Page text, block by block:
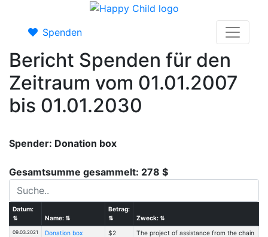
Spenden
Bericht Spenden für den
Zeitraum vom 01.01.2007
bis 01.01.2030
Spender: Donation box
Gesamtsumme gesammelt: 278 $
Datum:
⇅
Name:⇅
Betrag:
⇅
Zweck:⇅
09.03.2021
Donation box
$2
The project of assistance from the chain